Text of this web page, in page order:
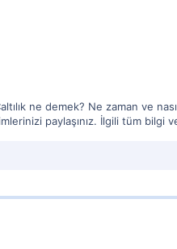
ne demek? Ne zaman ve
paylaşınız. İlgili tüm